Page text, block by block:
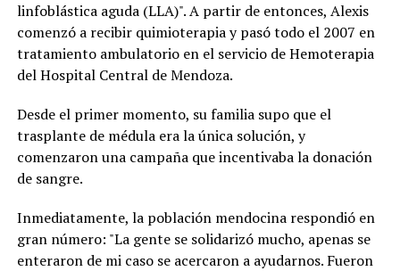
linfoblástica aguda (LLA)". A partir de entonces, Alexis
comenzó a recibir quimioterapia y pasó todo el 2007 en
tratamiento ambulatorio en el servicio de Hemoterapia
del Hospital Central de Mendoza.
Desde el primer momento, su familia supo que el
trasplante de médula era la única solución, y
comenzaron una campaña que incentivaba la donación
de sangre.
Inmediatamente, la población mendocina respondió en
gran número: "La gente se solidarizó mucho, apenas se
enteraron de mi caso se acercaron a ayudarnos. Fueron